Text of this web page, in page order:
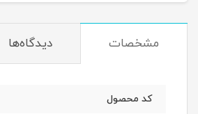
مشخصات دیدگاه‌ها
کد محصول